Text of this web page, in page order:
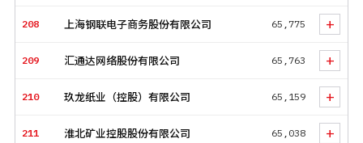
208 上海钢联电子商务股份有限公司 65,775 +
209 汇通达网络股份有限公司 65,763 +
210 玖龙纸业（控股）有限公司 65,159 +
211 淮北矿业控股股份有限公司 65,038 +